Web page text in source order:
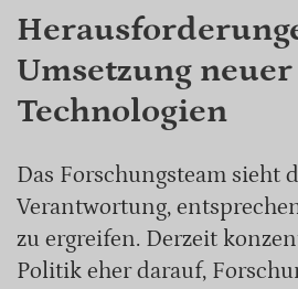
Umsetzung neuer
Technologien
Das Forschungsteam sieht
Verantwortung,
zu ergreifen. Derzeit
Politik eher darauf,